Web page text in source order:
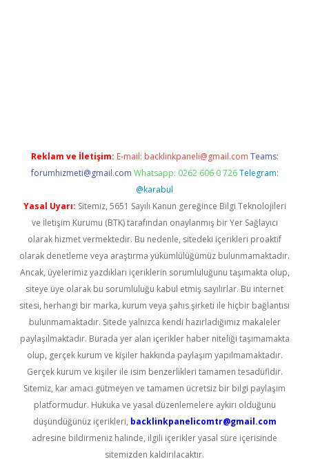
Reklam ve İletişim: E-mail: backlinkpaneli@gmail.com Teams:
forumhizmeti@gmail.com Whatsapp: 0262 606 0 726 Telegram:
@karabul
Yasal Uyarı: Sitemiz, 5651 Sayılı Kanun gereğince Bilgi Teknolojileri
ve İletişim Kurumu (BTK) tarafından onaylanmış bir Yer Sağlayıcı
olarak hizmet vermektedir. Bu nedenle, sitedeki içerikleri proaktif
olarak denetleme veya araştırma yükümlülüğümüz bulunmamaktadır.
Ancak, üyelerimiz yazdıkları içeriklerin sorumluluğunu taşımakta olup,
siteye üye olarak bu sorumluluğu kabul etmiş sayılırlar. Bu internet
sitesi, herhangi bir marka, kurum veya şahıs şirketi ile hiçbir bağlantısı
bulunmamaktadır. Sitede yalnızca kendi hazırladığımız makaleler
paylaşılmaktadır. Burada yer alan içerikler haber niteliği taşımamakta
olup, gerçek kurum ve kişiler hakkında paylaşım yapılmamaktadır.
Gerçek kurum ve kişiler ile isim benzerlikleri tamamen tesadüfidir.
Sitemiz, kar amacı gütmeyen ve tamamen ücretsiz bir bilgi paylaşım
platformudur. Hukuka ve yasal düzenlemelere aykırı olduğunu
düşündüğünüz içerikleri, backlinkpanelicomtr@gmail.com
adresine bildirmeniz halinde, ilgili içerikler yasal süre içerisinde
sitemizden kaldırılacaktır.